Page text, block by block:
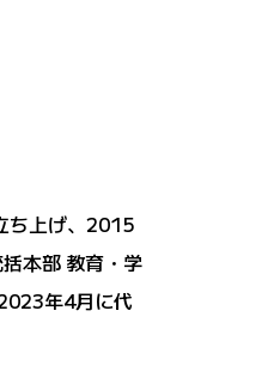
ち上げ、2015
本部 教育・学
年4月に代